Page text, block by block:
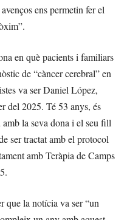
ens permetin fer el
en què pacients i familiars
de “càncer cerebral” en
va ser Daniel López,
del 2025. Té 53 anys, és
la seva dona i el seu fill
ser tractat amb el protocol
amb Teràpia de Camps
que la notícia va ser “un